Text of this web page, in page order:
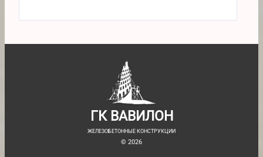
ГК ВАВИЛОН
ЖЕЛЕЗОБЕТОННЫЕ КОНСТРУКЦИИ
© 2026